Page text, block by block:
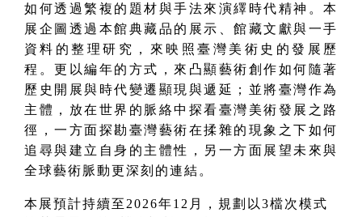
如何透過繁複的題材與手法來演繹時代精神。本
展企 圖 透過本館典藏品的展示、館藏文獻與一手
資料的整理研究，來映照臺灣美術史的發展歷
程。更以編年的方式，來凸顯藝術創作如何隨著
歷史開展與時代變遷顯現與遞延；並 將臺灣作為
主體，放在世界的脈絡中探看臺灣美術發展之路
徑
，一方面探勘臺灣藝術在揉雜的現象之下如何
追尋與建立自身的主體性，另一方面展望未來與
全球藝術脈動更深刻的連結。
本展預計持續至2026年12月， 規劃 以3檔次模式